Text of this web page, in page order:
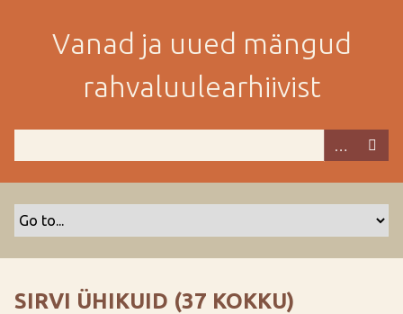
i
Vanad ja uued mängud
rahvaluulearhiivist
SIRVI ÜHIKUID (37 KOKKU)